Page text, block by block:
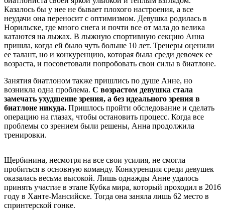
Казалось бы у нее не бывает плохого настроения, а все
неудачи она переносит с оптимизмом. Девушка родилась в
Норильске, где много снега и почти все от мала до велика
катаются на лыжах. В лыжную спортивную секцию Анна
пришла, когда ей было чуть больше 10 лет. Тренеры оценили
ее талант, но и конкуренцию, которая была среди девочек ее
возраста, и посоветовали попробовать свои силы в биатлоне.
Занятия биатлоном также пришлись по душе Анне, но
возникла одна проблема. С возрастом девушка стала
замечать ухудшение зрения, а без идеального зрения в
биатлоне никуда. Пришлось пройти обследование и сделать
операцию на глазах, чтобы остановить процесс. Когда все
проблемы со зрением были решены, Анна продолжила
тренировки.
Щербинина, несмотря на все свои усилия, не смогла
пробиться в основную команду. Конкуренция среди девушек
оказалась весьма высокой. Лишь однажды Анне удалось
принять участие в этапе Кубка мира, который проходил в 2016
году в Ханте-Мансийске. Тогда она заняла лишь 62 место в
спринтерской гонке.